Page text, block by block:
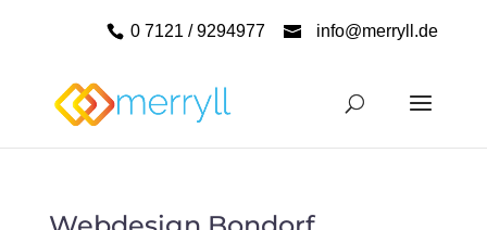
0 7121 / 9294977 info@merryll.de